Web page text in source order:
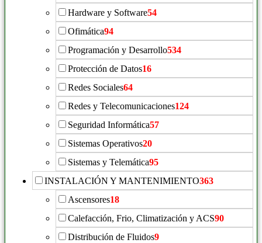
Hardware y Software54
Ofimática94
Programación y Desarrollo534
Protección de Datos16
Redes Sociales64
Redes y Telecomunicaciones124
Seguridad Informática57
Sistemas Operativos20
Sistemas y Telemática95
INSTALACIÓN Y MANTENIMIENTO363
Ascensores18
Calefacción, Frio, Climatización y ACS90
Distribución de Fluidos9